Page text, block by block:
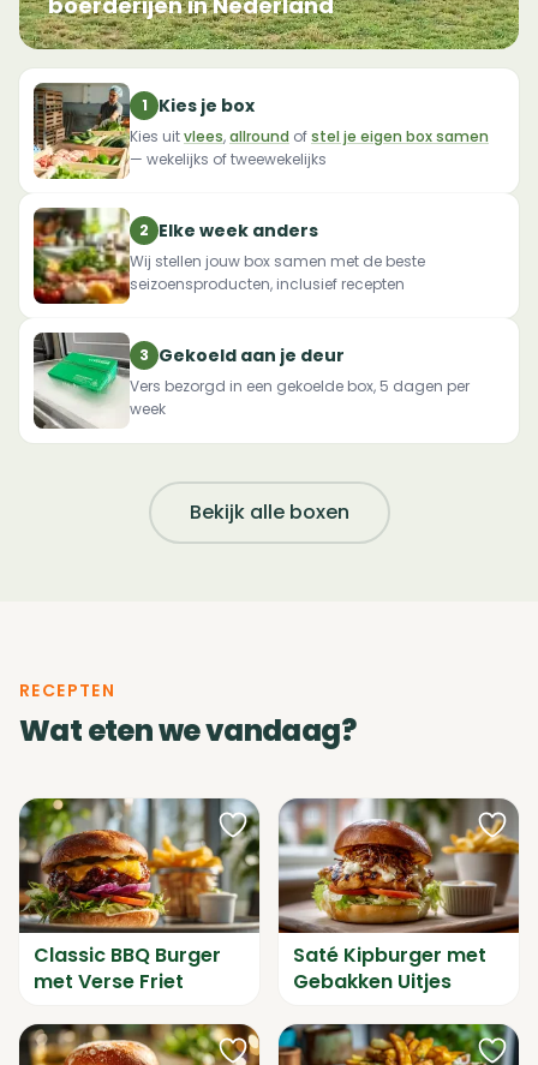
1 Kies je box
Kies uitvlees,allround ofstel je eigen box samen
— wekelijks of tweewekelijks
2 Elke week anders
Wij stellen jouw box samen met de beste
seizoensproducten, inclusief recepten
3 Gekoeld aan je deur
Vers bezorgd in een gekoelde box, 5 dagen per
week
Bekijk alle boxen
RECEPTEN
Wat eten we vandaag?
Verwijderd als favoriet
Classic BBQ Burger
met Verse Friet
Verwijderd als favoriet
Saté Kipburger met
Gebakken Uitjes